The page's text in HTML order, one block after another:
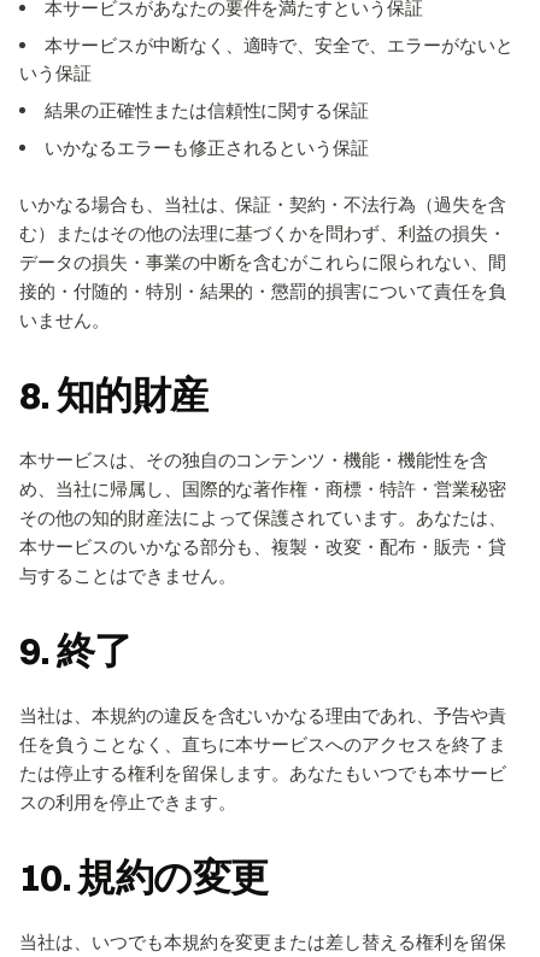
本サービスがあなたの要件を満たすという保証
本サービスが中断なく、適時で、安全で、エラーがないと
いう保証
結果の正確性または信頼性に関する保証
いかなるエラーも修正されるという保証
いかなる場合も、当社は、保証・契約・不法行為（過失を含
む）またはその他の法理に基づくかを問わず、利益の損失・
データの損失・事業の中断を含むがこれらに限られない、間
接的・付随的・特別・結果的・懲罰的損害について責任を負
いません。
8. 知的財産
本サービスは、その独自のコンテンツ・機能・機能性を含
め、当社に帰属し、国際的な著作権・商標・特許・営業秘密
その他の知的財産法によって保護されています。あなたは、
本サービスのいかなる部分も、複製・改変・配布・販売・貸
与することはできません。
9. 終了
当社は、本規約の違反を含むいかなる理由であれ、予告や責
任を負うことなく、直ちに本サービスへのアクセスを終了ま
たは停止する権利を留保します。あなたもいつでも本サービ
スの利用を停止できます。
10. 規約の変更
当社は、いつでも本規約を変更または差し替える権利を留保